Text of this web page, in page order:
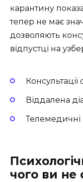
карантину
тепер не має
дозволяють
відпустці на
Консультації
Віддалена
чого ви не